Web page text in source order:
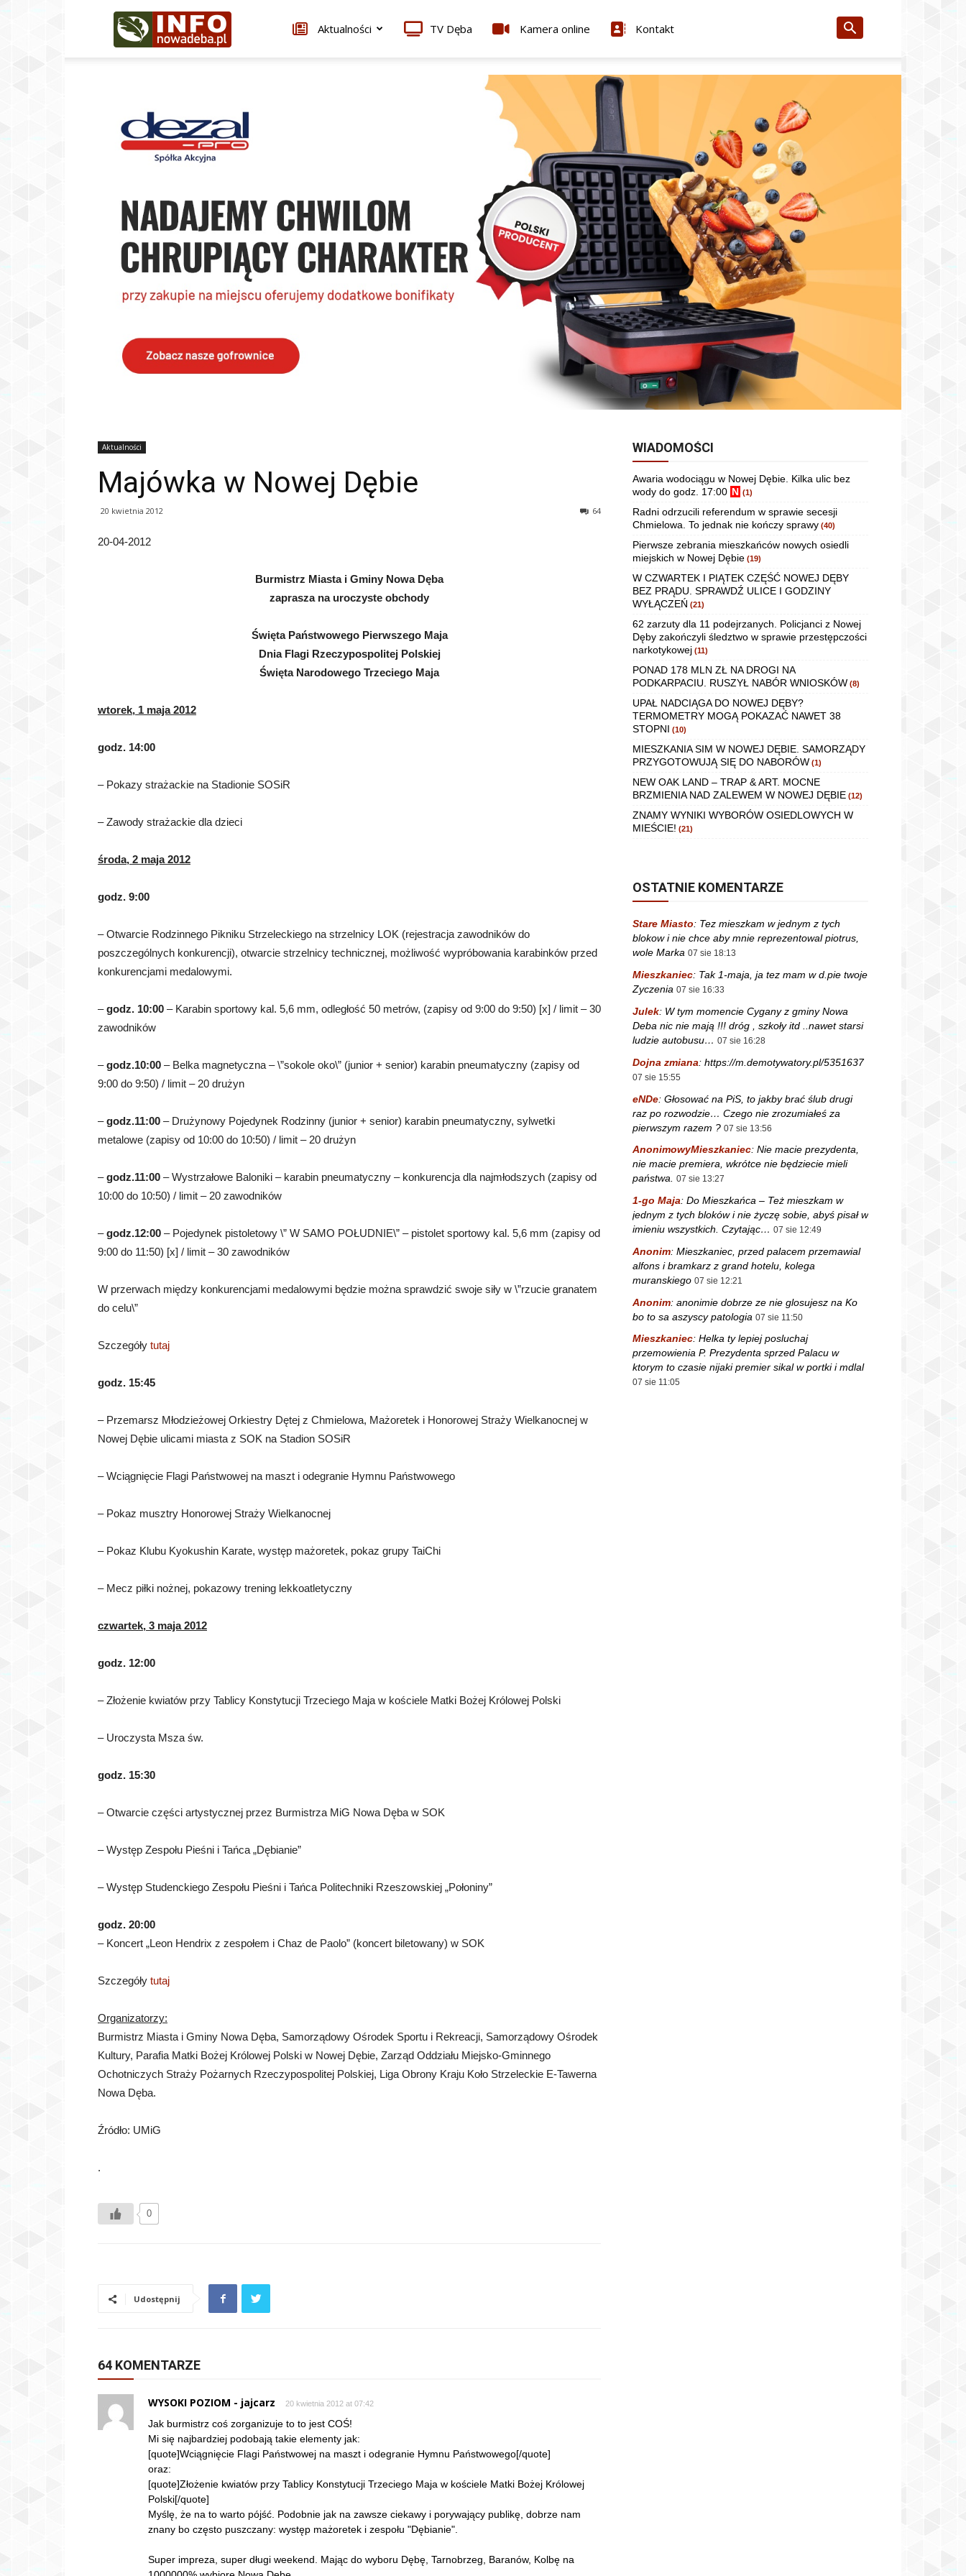
Infonowadeba.pl Aktualności TV Dęba Kamera online Kontakt
Aktualności
Majówka w Nowej Dębie
20 kwietnia 2012 64
20-04-2012
Burmistrz Miasta i Gminy Nowa Dęba
zaprasza na uroczyste obchody
Święta Państwowego Pierwszego Maja
Dnia Flagi RzeczypospolitejPolskiej
Święta Narodowego Trzeciego Maja
wtorek, 1 maja 2012
godz. 14:00
– Pokazy strażackie na Stadionie SOSiR
– Zawody strażackie dla dzieci
środa, 2 maja 2012
godz. 9:00
– Otwarcie Rodzinnego Pikniku Strzeleckiego na strzelnicy LOK (rejestracja zawodników do
poszczególnych konkurencji), otwarcie strzelnicy technicznej, możliwość wypróbowania karabinków przed
konkurencjami medalowymi.
–godz. 10:00 – Karabin sportowy kal. 5,6 mm, odległość 50 metrów, (zapisy od 9:00 do 9:50) [x] / limit – 30
zawodników
–godz.10:00 – Belka magnetyczna – \”sokole oko\” (junior + senior) karabin pneumatyczny (zapisy od
9:00 do 9:50) / limit – 20 drużyn
–godz.11:00 – Drużynowy Pojedynek Rodzinny (junior + senior) karabin pneumatyczny, sylwetki
metalowe (zapisy od 10:00 do 10:50) / limit – 20 drużyn
–godz.11:00 – Wystrzałowe Baloniki – karabin pneumatyczny – konkurencja dla najmłodszych (zapisy od
10:00 do 10:50) / limit – 20 zawodników
–godz.12:00 – Pojedynek pistoletowy \” W SAMO POŁUDNIE\” – pistolet sportowy kal. 5,6 mm (zapisy od
9:00 do 11:50) [x] / limit – 30 zawodników
W przerwach między konkurencjami medalowymi będzie można sprawdzić swoje siły w \”rzucie granatem
do celu\”
Szczegóły tutaj
godz. 15:45
– Przemarsz Młodzieżowej Orkiestry Dętej z Chmielowa, Mażoretek i Honorowej Straży Wielkanocnej w
Nowej Dębie ulicami miasta z SOK na Stadion SOSiR
– Wciągnięcie Flagi Państwowej na maszt i odegranie Hymnu Państwowego
– Pokaz musztry Honorowej Straży Wielkanocnej
– Pokaz Klubu Kyokushin Karate, występ mażoretek, pokaz grupy TaiChi
– Mecz piłki nożnej, pokazowy trening lekkoatletyczny
czwartek, 3 maja 2012
godz. 12:00
– Złożenie kwiatów przy Tablicy Konstytucji Trzeciego Maja w kościele Matki Bożej Królowej Polski
– Uroczysta Msza św.
godz. 15:30
– Otwarcie części artystycznej przez Burmistrza MiG Nowa Dęba w SOK
– Występ Zespołu Pieśni i Tańca „Dębianie”
– Występ Studenckiego Zespołu Pieśni i Tańca Politechniki Rzeszowskiej „Połoniny”
godz. 20:00
– Koncert „Leon Hendrix z zespołem i Chaz de Paolo” (koncert biletowany) w SOK
Szczegóły tutaj
Organizatorzy:
Burmistrz Miasta i Gminy Nowa Dęba, Samorządowy Ośrodek Sportu i Rekreacji, Samorządowy Ośrodek
Kultury, Parafia Matki Bożej Królowej Polski w Nowej Dębie, Zarząd Oddziału Miejsko-Gminnego
Ochotniczych Straży Pożarnych Rzeczypospolitej Polskiej, Liga Obrony Kraju Koło Strzeleckie E-Tawerna
Nowa Dęba.
Źródło: UMiG
.
0
Udostępnij
64 KOMENTARZE
WYSOKI POZIOM - jajcarz 20 kwietnia 2012 at 07:42
Jak burmistrz coś zorganizuje to to jest COŚ!
Mi się najbardziej podobają takie elementy jak:
[quote]Wciągnięcie Flagi Państwowej na maszt i odegranie Hymnu Państwowego[/quote]
oraz:
[quote]Złożenie kwiatów przy Tablicy Konstytucji Trzeciego Maja w kościele Matki Bożej Królowej
Polski[/quote]
Myślę, że na to warto pójść. Podobnie jak na zawsze ciekawy i porywający publikę, dobrze nam
znany bo często puszczany: występ mażoretek i zespołu "Dębianie".
Super impreza, super długi weekend. Mając do wyboru Dębę, Tarnobrzeg, Baranów, Kolbę na
WIADOMOŚCI
Awaria wodociągu w Nowej Dębie. Kilka ulic bez
wody do godz. 17:00 N (1)
Radni odrzucili referendum w sprawie secesji
Chmielowa. To jednak nie kończy sprawy (40)
Pierwsze zebrania mieszkańców nowych osiedli
miejskich w Nowej Dębie (19)
W CZWARTEK I PIĄTEK CZĘŚĆ NOWEJ DĘBY
BEZ PRĄDU. SPRAWDŹ ULICE I GODZINY
WYŁĄCZEŃ (21)
62 zarzuty dla 11 podejrzanych. Policjanci z Nowej
Dęby zakończyli śledztwo w sprawie przestępczości
narkotykowej (11)
PONAD 178 MLN ZŁ NA DROGI NA
PODKARPACIU. RUSZYŁ NABÓR WNIOSKÓW (8)
UPAŁ NADCIĄGA DO NOWEJ DĘBY?
TERMOMETRY MOGĄ POKAZAĆ NAWET 38
STOPNI (10)
MIESZKANIA SIM W NOWEJ DĘBIE. SAMORZĄDY
PRZYGOTOWUJĄ SIĘ DO NABORÓW (1)
NEW OAK LAND – TRAP & ART. MOCNE
BRZMIENIA NAD ZALEWEM W NOWEJ DĘBIE (12)
ZNAMY WYNIKI WYBORÓW OSIEDLOWYCH W
MIEŚCIE! (21)
OSTATNIE KOMENTARZE
Stare Miasto: Tez mieszkam w jednym z tych
blokow i nie chce aby mnie reprezentowal piotrus,
wole Marka 07 sie 18:13
Mieszkaniec: Tak 1-maja, ja tez mam w d.pie twoje
Zyczenia 07 sie 16:33
Julek: W tym momencie Cygany z gminy Nowa
Deba nic nie mają !!! dróg , szkoły itd ..nawet starsi
ludzie autobusu… 07 sie 16:28
Dojna zmiana: https://m.demotywatory.pl/5351637
07 sie 15:55
eNDe: Głosować na PiS, to jakby brać ślub drugi
raz po rozwodzie… Czego nie zrozumiałeś za
pierwszym razem ? 07 sie 13:56
AnonimowyMieszkaniec: Nie macie prezydenta,
nie macie premiera, wkrótce nie będziecie mieli
państwa. 07 sie 13:27
1-go Maja: Do Mieszkańca – Też mieszkam w
jednym z tych bloków i nie życzę sobie, abyś pisał w
imieniu wszystkich. Czytając… 07 sie 12:49
Anonim: Mieszkaniec, przed palacem przemawial
alfons i bramkarz z grand hotelu, kolega
muranskiego 07 sie 12:21
Anonim: anonimie dobrze ze nie glosujesz na Ko
bo to sa aszyscy patologia 07 sie 11:50
Mieszkaniec: Helka ty lepiej posluchaj
przemowienia P. Prezydenta sprzed Palacu w
ktorym to czasie nijaki premier sikal w portki i mdlal
07 sie 11:05